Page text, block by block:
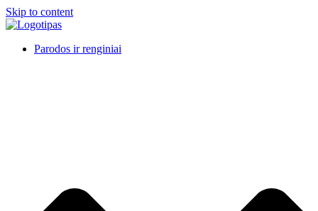
Skip to content
Parodos ir renginiai